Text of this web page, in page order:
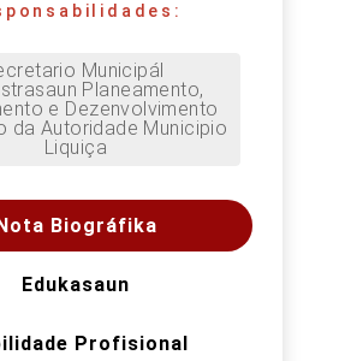
Municipál
Planeamento,
e Dezenvolvimento
da Autoridade Municipio
Liquiça
Biográfika
Edukasaun
Profisional